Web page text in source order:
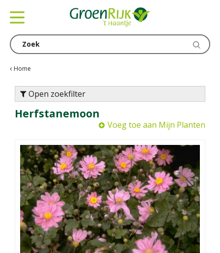
Home
Open zoekfilter
Herfstanemoon
Voeg toe aan Mijn Planten